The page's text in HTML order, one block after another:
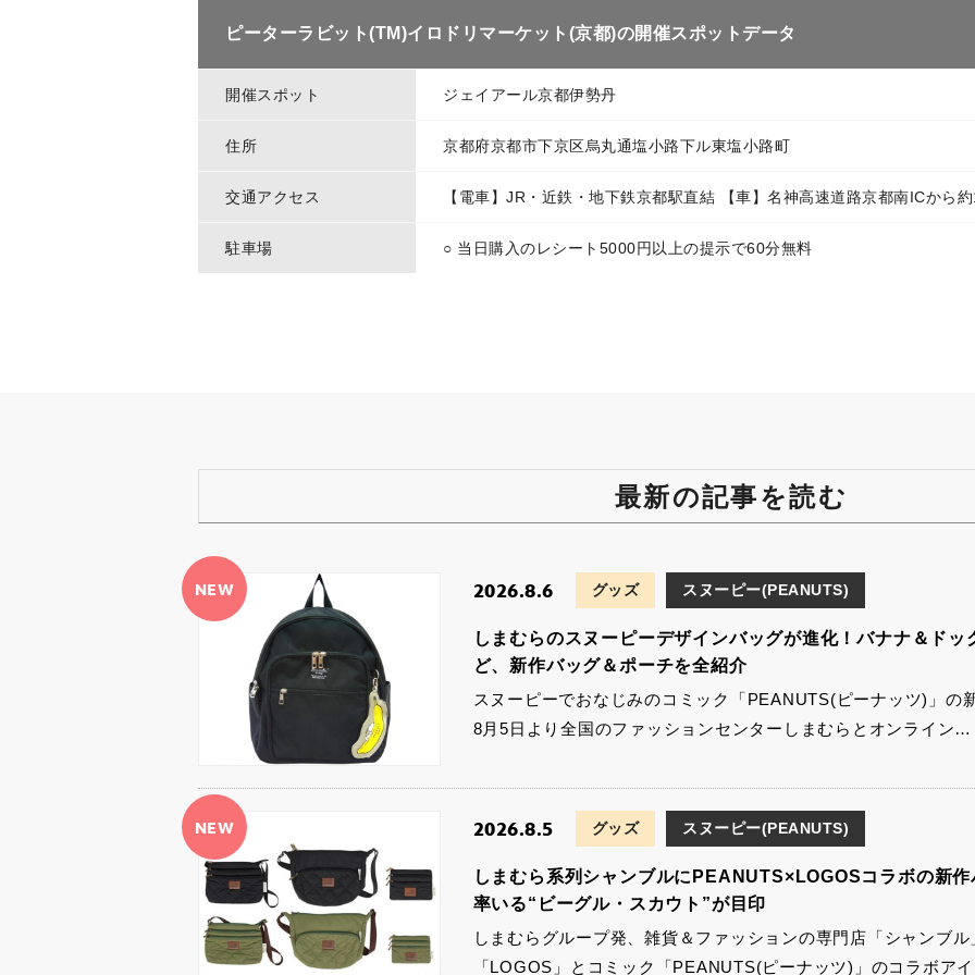
ピーターラビット(TM)イロドリマーケット(京都)の開催スポットデータ
開催スポット ジェイアール京都伊勢丹
住所 京都府京都市下京区烏丸通塩小路下ル東塩小路町
交通アクセス 【電車】JR・近鉄・地下鉄京都駅直結 【車】名神高速道路京都南ICから
駐車場 ○ 当日購入のレシート5000円以上の提示で60分無料
最新の記事を読む
NEW 2026.8.6 グッズ スヌーピー(PEANUTS)
しまむらのスヌーピーデザインバッグが進化！バナナ＆ド
ど、新作バッグ＆ポーチを全紹介
スヌーピーでおなじみのコミック「PEANUTS(ピーナッツ)」の
8月5日より全国のファッションセンターしまむらとオンライン…
NEW 2026.8.5 グッズ スヌーピー(PEANUTS)
しまむら系列シャンブルにPEANUTS×LOGOSコラボの新
率いる“ビーグル・スカウト”が目印
しまむらグループ発、雑貨＆ファッションの専門店「シャンブ
「LOGOS」とコミック「PEANUTS(ピーナッツ)」のコラボア